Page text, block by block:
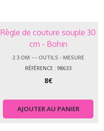
Règle de couture souple 30
cm - Bohin
2.3.OM --- OUTILS - MESURE
RÉFÉRENCE : 98633
8€
AJOUTER AU PANIER